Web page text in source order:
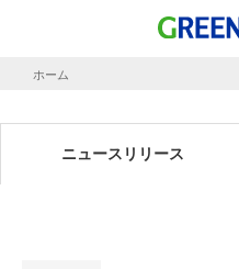
ホーム
ニュースリリース